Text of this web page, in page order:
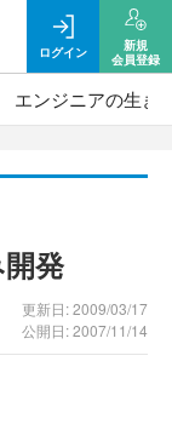
ログイン
新規
会員登録
エンジニアの生き
発
更新日: 2009/03/17
公開日: 2007/11/14